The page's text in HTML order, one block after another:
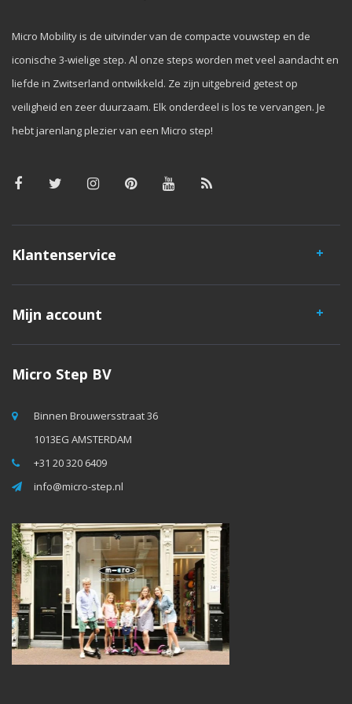
Micro Mobility is de uitvinder van de compacte vouwstep en de
iconische 3-wielige step. Al onze steps worden met veel aandacht en
liefde in Zwitserland ontwikkeld. Ze zijn uitgebreid getest op
veiligheid en zeer duurzaam. Elk onderdeel is los te vervangen. Je
hebt jarenlang plezier van een Micro step!
Klantenservice
Mijn account
Micro Step BV
Binnen Brouwersstraat 36
1013EG AMSTERDAM
+31 20 320 6409
info@micro-step.nl